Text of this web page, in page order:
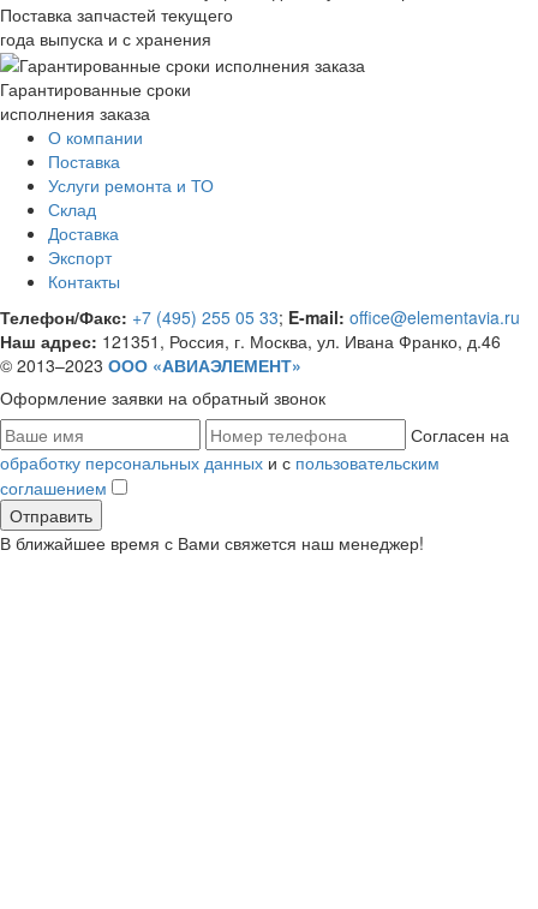
Поставка запчастей текущего
года выпуска и с хранения
Гарантированные сроки
исполнения заказа
О компании
Поставка
Услуги ремонта и ТО
Склад
Доставка
Экспорт
Контакты
Телефон/Факс: +7 (495) 255 05 33; E-mail: office@elementavia.ru
Наш адрес: 121351, Россия, г. Москва, ул. Ивана Франко, д.46
© 2013–2023 ООО «АВИАЭЛЕМЕНТ»
Оформление заявки на обратный звонок
Согласен на
обработку персональных данных и с пользовательским
соглашением
В ближайшее время с Вами свяжется наш менеджер!